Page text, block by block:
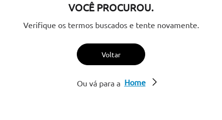
VOCÊ PROCUROU.
Verifique os termos buscados e tente novamente.
Voltar
Ou vá para a Home